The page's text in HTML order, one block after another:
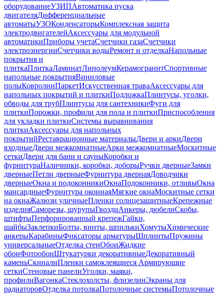
оборудованиеУЗИПАвтоматика пуска
двигателяДифференциальные
автоматыУЗОКонденсаторыКомплексная защита
электродвигателейАксессуары для модульной
автоматикиПриборы учетаСчетчики газаСчетчики
электроэнергииСчетчики водыРемонт и отделкаНапольные
покрытия и
плиткаПлиткаЛаминатЛинолеумКерамогранитСпортивные
напольные покрытияВиниловые
полыКовролинПаркетИскусственная траваАксессуары для
напольных покрытий и плиткиПодложкаПлинтусы, уголки,
обводы для трубПлинтусы для сантехникиФуги для
плиткиПорожки, профили для пола и плиткиПриспособления
для укладки плиткиСистемы выравнивания
плиткиАксессуары для напольных
покрытийРеставрационные материалыДвери и аркиДвери
входныеДвери межкомнатныеАрки межкомнатныеМоскитные
сеткиДвери для бани и сауныКоробки и
фурнитураНаличники, коробки, доборыРучки дверныеЗамки
дверныеПетли дверныеФурнитура двернаяДоводчики
дверныеОкна и подоконникиОкнаПодоконники, отливыОкна
мансардныеФурнитура оконнаяМягкие окнаМоскитные сетки
на окнаЖалюзи уличныеПленки солнцезащитныеКрепежные
изделияСаморезы, шурупыГвоздиАнкеры, дюбелиСкобы,
штифтыПерфорированный крепежГайки,
шайбыЗаклепкиБолты, винты, шпилькиХомутыХимические
анкерыКарабиныФиксаторы арматурыШплинтыПружины
универсальныеОтделка стенОбоиЖидкие
обоиФотообоиШтукатурки декоративныеДекоративный
каменьСкиналиПленки самоклеящиеся Армирующие
сеткиСтеновые панелиУголки, маяки,
профилиВагонкаСтеклохолсты, флизелинЭкраны для
радиаторовОтделка потолкаПотолочные системыПотолочные